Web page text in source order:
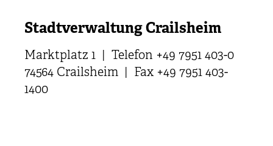
Stadtverwaltung Crailsheim
Marktplatz 1 | Telefon +49 7951 403-0
74564 Crailsheim | Fax +49 7951 403-
1400